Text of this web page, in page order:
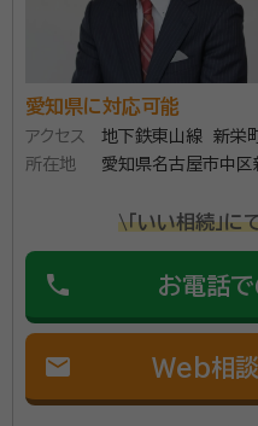
愛知県に対応可能
アクセス
地下鉄東山線 新栄
所在地
愛知県名古屋市中区新栄１丁
\「いい相続」に
phone お電話
mail Web相